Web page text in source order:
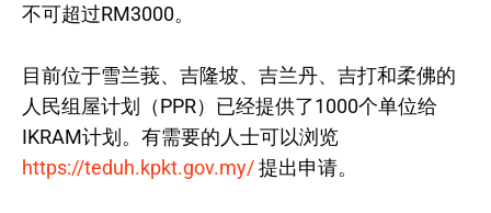
不可超过RM3000。
目前位于雪兰莪、吉隆坡、吉兰丹、吉打和柔佛的
人民组屋计划（PPR）已经提供了1000个单位给
IKRAM计划。有需要的人士可以浏览
https://teduh.kpkt.gov.my/提出申请。